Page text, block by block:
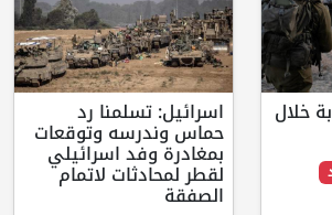
اسرائيل: تسلمنا رد
حماس وندرسه وتوقعات
بمغادرة وفد اسرائيلي
لقطر لمحادثات لاتمام
الصفقة